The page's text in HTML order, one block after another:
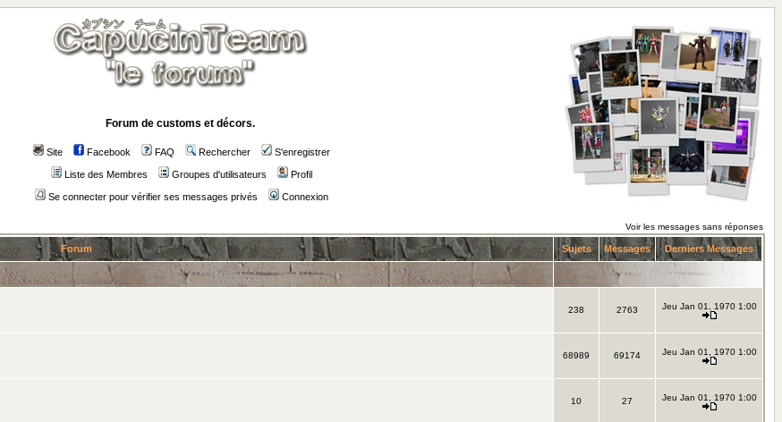
Forum de customs et décors.
Site Facebook FAQ Rechercher S'enregistrer
Liste des Membres Groupes d'utilisateurs Profil
Se connecter pour vérifier ses messages privés Connexion
Voir les messages sans réponses
Forum Sujets Messages Derniers Messages
238 2763 Jeu Jan 01, 1970 1:00
68989 69174 Jeu Jan 01, 1970 1:00
10 27 Jeu Jan 01, 1970 1:00